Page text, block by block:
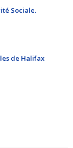
Sociale.
de Halifax